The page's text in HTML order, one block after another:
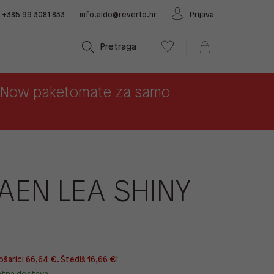
+385 99 3081 833 info.aldo@reverto.hr Prijava
Pretraga
paketomate za samo
LEA SHINY
66,64 €. Štediš 16,66 €!